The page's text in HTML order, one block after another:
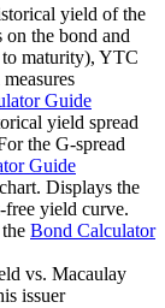
yield of the
the bond and
maturity), YTC
Guide
yield spread
the G-spread
Guide
Displays the
free yield curve.
Bond Calculator
vs. Macaulay
issuer